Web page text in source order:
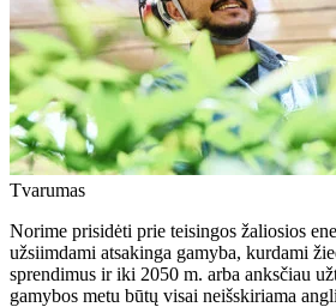
Tvarumas
Norime prisidėti prie teisingos žaliosios
užsiimdami atsakinga gamyba, kurdami
sprendimus ir iki 2050 m. arba anksčiau
gamybos metu būtų visai neišskiriama